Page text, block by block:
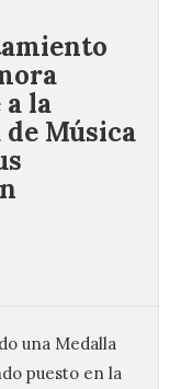
la
de Música
una Medalla
puesto en la